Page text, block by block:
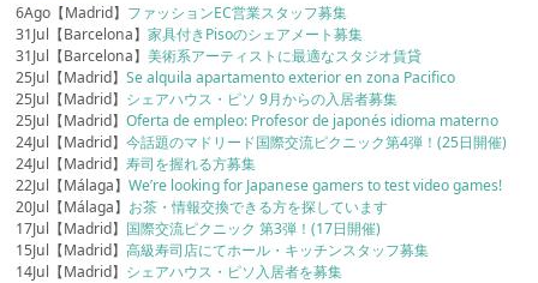
6Ago【Madrid】 ファッションEC営業スタッフ募集
31Jul【Barcelona】家具付きPisoのシェアメート募集
31Jul【Barcelona】美術系アーティストに最適なスタジオ賃貸
25Jul【Madrid】Se alquila apartamento exterior en zona Pacifico
25Jul【Madrid】 シェアハウス・ピソ 9月からの入居者募集
25Jul【Madrid】Oferta de empleo: Profesor de japonés idioma materno
24Jul【Madrid】今話題のマドリード国際交流ピクニック第4弾！(25日開催)
24Jul【Madrid】寿司を握れる方募集
22Jul【Málaga】We’re looking for Japanese gamers to test video games!
20Jul【Málaga】 お茶・情報交換できる方を探しています
17Jul【Madrid】 国際交流ピクニック 第3弾！(17日開催)
15Jul【Madrid】高級寿司店にてホール・キッチンスタッフ募集
14Jul【Madrid】 シェアハウス・ピソ入居者を募集